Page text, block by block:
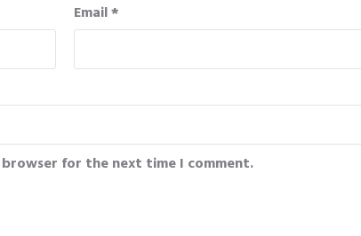
Email*
for the next time I comment.